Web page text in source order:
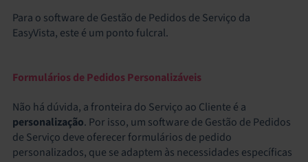
Para o software de Gestão de Pedidos de Serviço da
EasyVista, este é um ponto fulcral.
Formulários de Pedidos Personalizáveis
Não há dúvida, a fronteira do Serviço ao Cliente é a
personalização. Por isso, um software de Gestão de Pedidos
de Serviço deve oferecer formulários de pedido
personalizados, que se adaptem às necessidades específicas